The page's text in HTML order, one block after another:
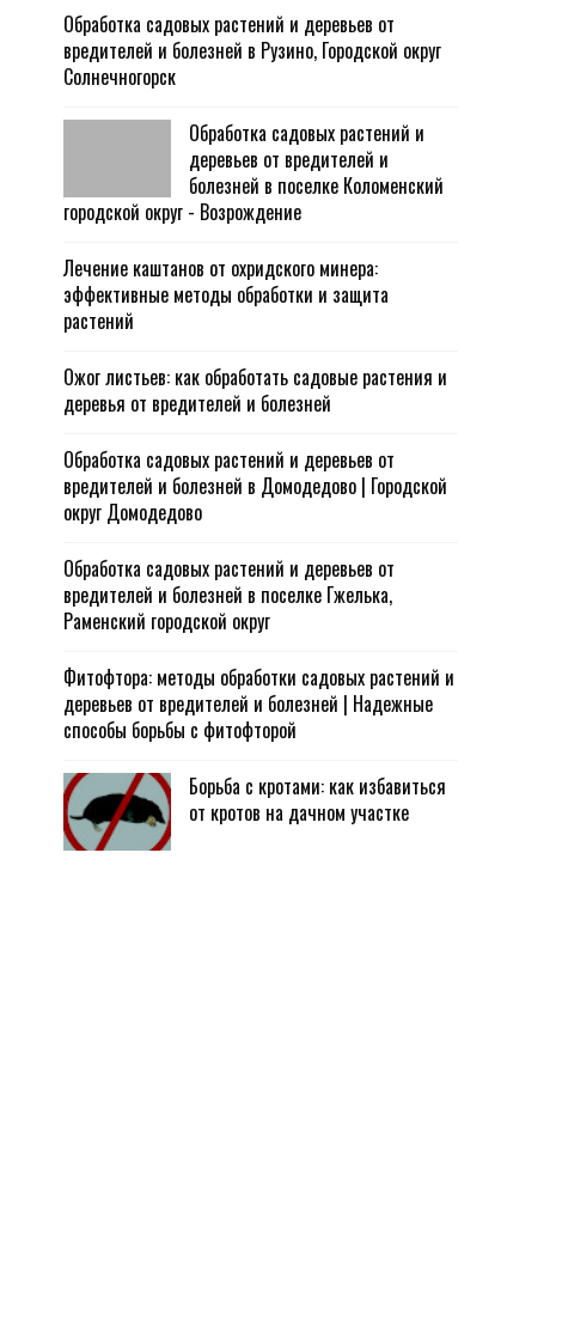
Обработка садовых растений и деревьев от
вредителей и болезней в Рузино, Городской округ
Солнечногорск
Обработка садовых растений и
деревьев от вредителей и
болезней в поселке Коломенский
городской округ - Возрождение
Лечение каштанов от охридского минера:
эффективные методы обработки и защита
растений
Ожог листьев: как обработать садовые растения и
деревья от вредителей и болезней
Обработка садовых растений и деревьев от
вредителей и болезней в Домодедово | Городской
округ Домодедово
Обработка садовых растений и деревьев от
вредителей и болезней в поселке Гжелька,
Раменский городской округ
Фитофтора: методы обработки садовых растений и
деревьев от вредителей и болезней | Надежные
способы борьбы с фитофторой
Борьба с кротами: как избавиться
от кротов на дачном участке